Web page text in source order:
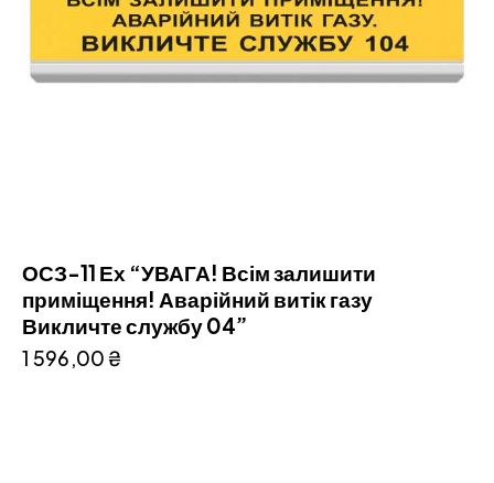
ОСЗ-11 Ех “УВАГА! Всім залишити
приміщення! Аварійний витік газу
Викличте службу 04”
1 596,00₴